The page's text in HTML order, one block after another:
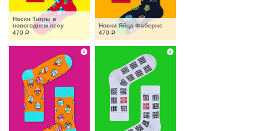
Носки Тигры в
новогоднем лесу
470 Р
Носки Яйца Фаберже
470 Р